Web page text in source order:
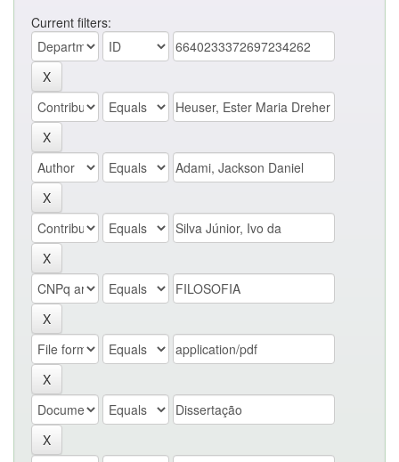
Current filters: